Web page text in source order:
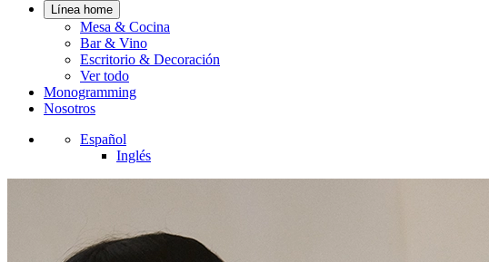
Línea home
Mesa & Cocina
Bar & Vino
Escritorio & Decoración
Ver todo
Monogramming
Nosotros
Español
Inglés